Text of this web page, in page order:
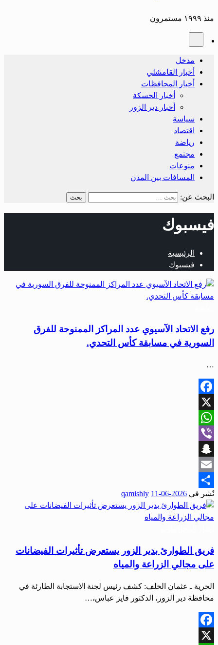
منذ ١٩٩٩ مستمرون
مدخل
أخبار القامشلي
أخبار المحافظات
أخبار الحسكة
أحبار دير الزور
سياسة
اقتصاد
رياضة
مجتمع
منوعات
المسافات بين المدن
البحث عن:
فيسبوك
الرئيسية
فيسبوك
رفع الاتحاد الآسيوي عدد المراكز الممنوحة للفرق
السورية في مسابقة كأس التحدي.
…
Facebook
X
WhatsApp
Viber
Snapchat
Email
Share
نُشر في 2026-06-11
qamishly
فريق الطوارئ بدير الزور يستعرض تأثيرات الفيضانات
على مجالي الزراعة والمياه
الحرية ـ عثمان الخلف: كشف رئيس لجنة الاستجابة الطارئة في
محافظة دير الزور، الدكتور فايز عباس،…
Facebook